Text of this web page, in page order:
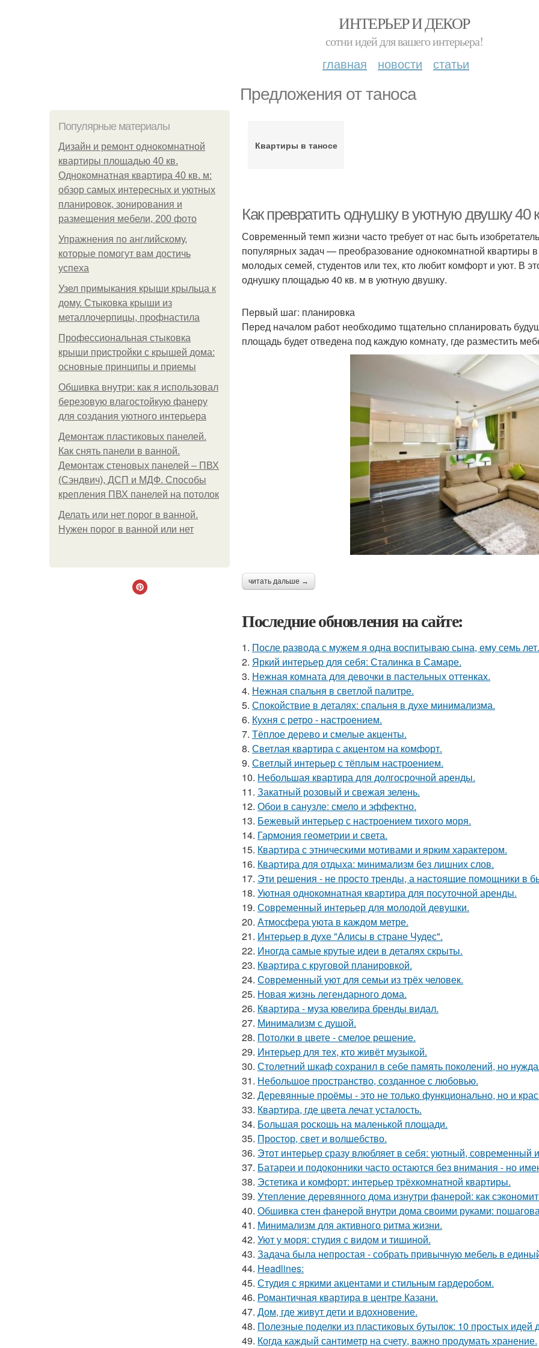
ИНТЕРЬЕР И ДЕКОР
сотни идей для вашего интерьера!
главная новости статьи
Предложения от таноса
Популярные материалы
Дизайн и ремонт однокомнатной
квартиры площадью 40 кв.
Однокомнатная квартира 40 кв. м:
обзор самых интересных и уютных
планировок, зонирования и
размещения мебели, 200 фото
Упражнения по английскому,
которые помогут вам достичь
успеха
Узел примыкания крыши крыльца к
дому. Стыковка крыши из
металлочерпицы, профнастила
Профессиональная стыковка
крыши пристройки с крышей дома:
основные принципы и приемы
Обшивка внутри: как я использовал
березовую влагостойкую фанеру
для создания уютного интерьера
Демонтаж пластиковых панелей.
Как снять панели в ванной.
Демонтаж стеновых панелей – ПВХ
(Сэндвич), ДСП и МДФ. Способы
крепления ПВХ панелей на потолок
Делать или нет порог в ванной.
Нужен порог в ванной или нет
Квартиры в таносе
Как превратить однушку в уютную двушку 40
Современный темп жизни часто требует от нас быть
популярных задач — преобразование однокомнатной квартиры
молодых семей, студентов или тех, кто любит комфорт и уют. В
однушку площадью 40 кв. м в уютную двушку.
Первый шаг: планировка
Перед началом работ необходимо тщательно спланировать
площадь будет отведена под каждую комнату, где разместить
читать дальше →
Последние обновления на сайте:
1. После развода с мужем я одна воспитываю сына, ему семь лет.
2. Яркий интерьер для себя: Сталинка в Самаре.
3. Нежная комната для девочки в пастельных оттенках.
4. Нежная спальня в светлой палитре.
5. Спокойствие в деталях: спальня в духе минимализма.
6. Кухня с ретро - настроением.
7. Тёплое дерево и смелые акценты.
8. Светлая квартира с акцентом на комфорт.
9. Светлый интерьер с тёплым настроением.
10. Небольшая квартира для долгосрочной аренды.
11. Закатный розовый и свежая зелень.
12. Обои в санузле: смело и эффектно.
13. Бежевый интерьер с настроением тихого моря.
14. Гармония геометрии и света.
15. Квартира с этническими мотивами и ярким характером.
16. Квартира для отдыха: минимализм без лишних слов.
17. Эти решения - не просто тренды, а настоящие помощники в
18. Уютная однокомнатная квартира для посуточной аренды.
19. Современный интерьер для молодой девушки.
20. Атмосфера уюта в каждом метре.
21. Интерьер в духе "Алисы в стране Чудес".
22. Иногда самые крутые идеи в деталях скрыты.
23. Квартира с круговой планировкой.
24. Современный уют для семьи из трёх человек.
25. Новая жизнь легендарного дома.
26. Квартира - муза ювелира бренды видал.
27. Минимализм с душой.
28. Потолки в цвете - смелое решение.
29. Интерьер для тех, кто живёт музыкой.
30. Столетний шкаф сохранил в себе память поколений, но
31. Небольшое пространство, созданное с любовью.
32. Деревянные проёмы - это не только функционально, но и
33. Квартира, где цвета лечат усталость.
34. Большая роскошь на маленькой площади.
35. Простор, свет и волшебство.
36. Этот интерьер сразу влюбляет в себя: уютный, современный
37. Батареи и подоконники часто остаются без внимания - но
38. Эстетика и комфорт: интерьер трёхкомнатной квартиры.
39. Утепление деревянного дома изнутри фанерой: как
40. Обшивка стен фанерой внутри дома своими руками:
41. Минимализм для активного ритма жизни.
42. Уют у моря: студия с видом и тишиной.
43. Задача была непростая - собрать привычную мебель в
44. Headlines:
45. Студия с яркими акцентами и стильным гардеробом.
46. Романтичная квартира в центре Казани.
47. Дом, где живут дети и вдохновение.
48. Полезные поделки из пластиковых бутылок: 10 простых идей
49. Когда каждый сантиметр на счету, важно продумать хранение.